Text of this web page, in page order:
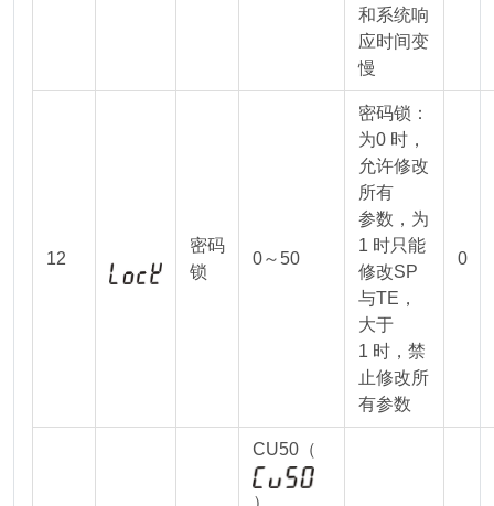
和系统响
应时间变
慢
12
密码
锁
0～50
密码锁：
为0 时，
允许修改
所有
参数，为
1 时只能
修改SP
与TE，
大于
1 时，禁
止修改所
有参数
0
CU50（